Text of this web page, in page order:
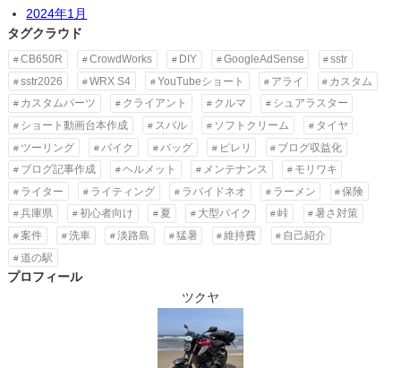
2024年1月
タグクラウド
CB650R CrowdWorks DIY GoogleAdSense
sstr
sstr2026
WRX S4 YouTubeショート アライ
カスタム
カスタムパーツ
クライアント クルマ
シュアラスター
ショート動画台本作成
スバル ソフトクリーム
タイヤ
ツーリング
バイク バッグ ピレリ
ブログ収益化
ブログ記事作成
ヘルメット メンテナンス
モリワキ
ライター
ライティング ラパイドネオ ラーメン
保険
兵庫県
初心者向け 夏 大型バイク 峠
暑さ対策
案件
洗車 淡路島 猛暑 維持費
自己紹介
道の駅
プロフィール
ツクヤ